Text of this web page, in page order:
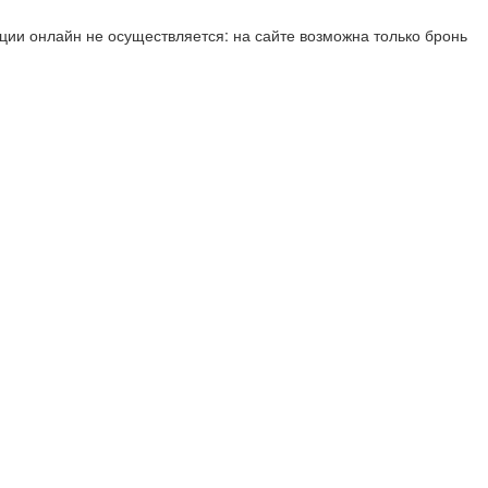
онлайн не осуществляется: на сайте возможна только бронь